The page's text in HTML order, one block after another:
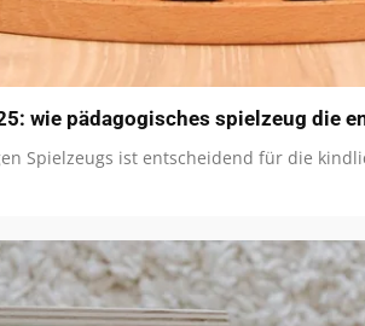
wie pädagogisches spielzeug die
Spielzeugs ist entscheidend für die